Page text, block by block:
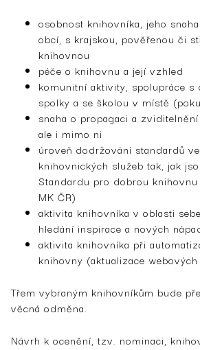
osobnost knihovníka, jeho
obcí, s krajskou, pověřenou či
knihovnou
péče o knihovnu a její vzhled
komunitní aktivity, spolupráce
spolky a se školou v místě
snaha o propagaci a
ale i mimo ni
úroveň dodržování standardů
knihovnických služeb tak, jak
Standardu pro dobrou
MK ČR)
aktivita knihovníka v oblasti
hledání inspirace a nových
aktivita knihovníka při
knihovny (aktualizace
Třem vybraným knihovníkům bude
věcná odměna.
Návrh k ocenění, tzv. nominaci,